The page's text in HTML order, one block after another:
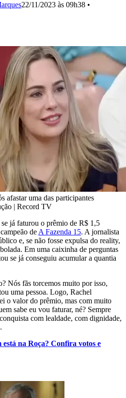
22/11/2023 às 09h38 •
afastar uma das participantes
| Record TV
já faturou o prêmio de R$ 1,5
de A Fazenda 15. A jornalista
e, se não fosse expulsa do reality,
Em uma caixinha de perguntas
se já conseguiu acumular a quantia
Nós fãs torcemos muito por isso,
uma pessoa. Logo, Rachel
o valor do prêmio, mas com muito
sabe eu vou faturar, né? Sempre
com lealdade, com dignidade,
está na Roça? Confira votos e